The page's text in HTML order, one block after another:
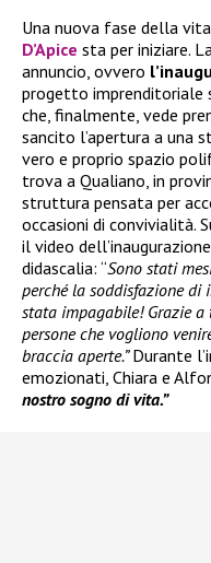
Una nuova fase della
D’Apice sta per iniziare.
annuncio, ovvero
progetto imprenditoriale
che, finalmente, vede
sancito l’apertura a una
vero e proprio spazio
trova a Qualiano, in
struttura pensata per
occasioni di convivialità.
il video
didascalia: “Sono stati
perché la soddisfazione di
stata impagabile! Grazie a
persone che vogliono
braccia aperte.”Durante
emozionati, Chiara e
nostro sogno di vita.”